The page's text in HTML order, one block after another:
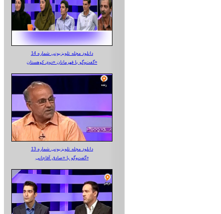
دانلود مجله تلویزیونی شماره 14
گفت‌وگو با قهرمانان «دوی کوهستان»
دانلود مجله تلویزیونی شماره 13
گفت‌وگو با «صادق آقاجانی»